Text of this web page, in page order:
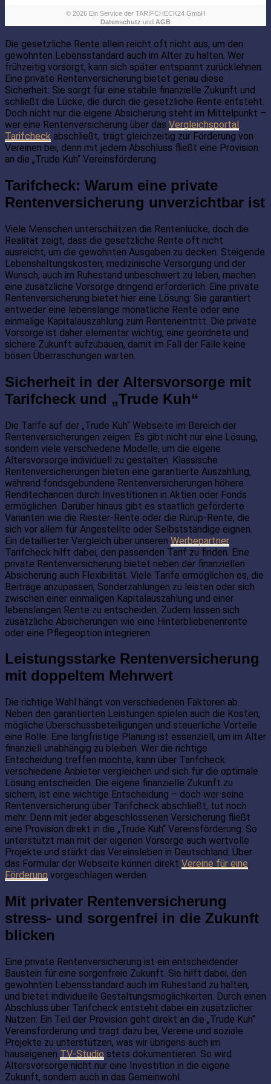
Die gesetzliche Rente allein reicht oft nicht aus, um den
gewohnten Lebensstandard auch im Alter zu halten. Wer
frühzeitig vorsorgt, kann sich später entspannt zurücklehnen.
Eine private Rentenversicherung bietet genau diese
Sicherheit: Sie sorgt für eine stabile finanzielle Zukunft und
schließt die Lücke, die durch die gesetzliche Rente entsteht.
Doch nicht nur die eigene Absicherung steht im Mittelpunkt –
wer eine Rentenversicherung über das Vergleichsportal
Tarifcheck abschließt, trägt gleichzeitig zur Förderung von
Vereinen bei, denn mit jedem Abschluss fließt eine Provision
an die „Trude Kuh“ Vereinsförderung.
Tarifcheck: Warum eine private
Rentenversicherung unverzichtbar ist
Viele Menschen unterschätzen die Rentenlücke, doch die
Realität zeigt, dass die gesetzliche Rente oft nicht
ausreicht, um die gewohnten Ausgaben zu decken. Steigende
Lebenshaltungskosten, medizinische Versorgung und der
Wunsch, auch im Ruhestand unbeschwert zu leben, machen
eine zusätzliche Vorsorge dringend erforderlich. Eine private
Rentenversicherung bietet hier eine Lösung: Sie garantiert
entweder eine lebenslange monatliche Rente oder eine
einmalige Kapitalauszahlung zum Renteneintritt. Die private
Vorsorge ist daher elementar wichtig, eine geordnete und
sichere Zukunft aufzubauen, damit im Fall der Fälle keine
bösen Überraschungen warten.
Sicherheit in der Altersvorsorge mit
Tarifcheck und „Trude Kuh“
Die Tarife auf der „Trude Kuh“ Webseite im Bereich der
Rentenversicherungen zeigen: Es gibt nicht nur eine Lösung,
sondern viele verschiedene Modelle, um die eigene
Altersvorsorge individuell zu gestalten. Klassische
Rentenversicherungen bieten eine garantierte Auszahlung,
während fondsgebundene Rentenversicherungen höhere
Renditechancen durch Investitionen in Aktien oder Fonds
ermöglichen. Darüber hinaus gibt es staatlich geförderte
Varianten wie die Riester-Rente oder die Rürup-Rente, die
sich vor allem für Angestellte oder Selbstständige eignen.
Ein detaillierter Vergleich über unseren Werbepartner
Tarifcheck hilft dabei, den passenden Tarif zu finden. Eine
private Rentenversicherung bietet neben der finanziellen
Absicherung auch Flexibilität. Viele Tarife ermöglichen es, die
Beiträge anzupassen, Sonderzahlungen zu leisten oder sich
zwischen einer einmaligen Kapitalauszahlung und einer
lebenslangen Rente zu entscheiden. Zudem lassen sich
zusätzliche Absicherungen wie eine Hinterbliebenenrente
oder eine Pflegeoption integrieren.
Leistungsstarke Rentenversicherung
mit doppeltem Mehrwert
Die richtige Wahl hängt von verschiedenen Faktoren ab.
Neben den garantierten Leistungen spielen auch die Kosten,
mögliche Überschussbeteiligungen und steuerliche Vorteile
eine Rolle. Eine langfristige Planung ist essenziell, um im Alter
finanziell unabhängig zu bleiben. Wer die richtige
Entscheidung treffen möchte, kann über Tarifcheck
verschiedene Anbieter vergleichen und sich für die optimale
Lösung entscheiden. Die eigene finanzielle Zukunft zu
sichern, ist eine wichtige Entscheidung – doch wer seine
Rentenversicherung über Tarifcheck abschließt, tut noch
mehr. Denn mit jeder abgeschlossenen Versicherung fließt
eine Provision direkt in die „Trude Kuh“ Vereinsförderung. So
unterstützt man mit der eigenen Vorsorge auch wertvolle
Projekte und stärkt das Vereinsleben in Deutschland. Über
das Formular der Webseite können direkt Vereine für eine
Förderung vorgeschlagen werden.
Mit privater Rentenversicherung
stress- und sorgenfrei in die Zukunft
blicken
Eine private Rentenversicherung ist ein entscheidender
Baustein für eine sorgenfreie Zukunft. Sie hilft dabei, den
gewohnten Lebensstandard auch im Ruhestand zu halten,
und bietet individuelle Gestaltungsmöglichkeiten. Durch einen
Abschluss über Tarifcheck entsteht dabei ein zusätzlicher
Nutzen: Ein Teil der Provision geht direkt an die „Trude Kuh“
Vereinsförderung und trägt dazu bei, Vereine und soziale
Projekte zu unterstützen, was wir übrigens auch im
hauseigenen TV-Studio stets dokumentieren. So wird
Altersvorsorge nicht nur eine Investition in die eigene
Zukunft, sondern auch in das Gemeinwohl.